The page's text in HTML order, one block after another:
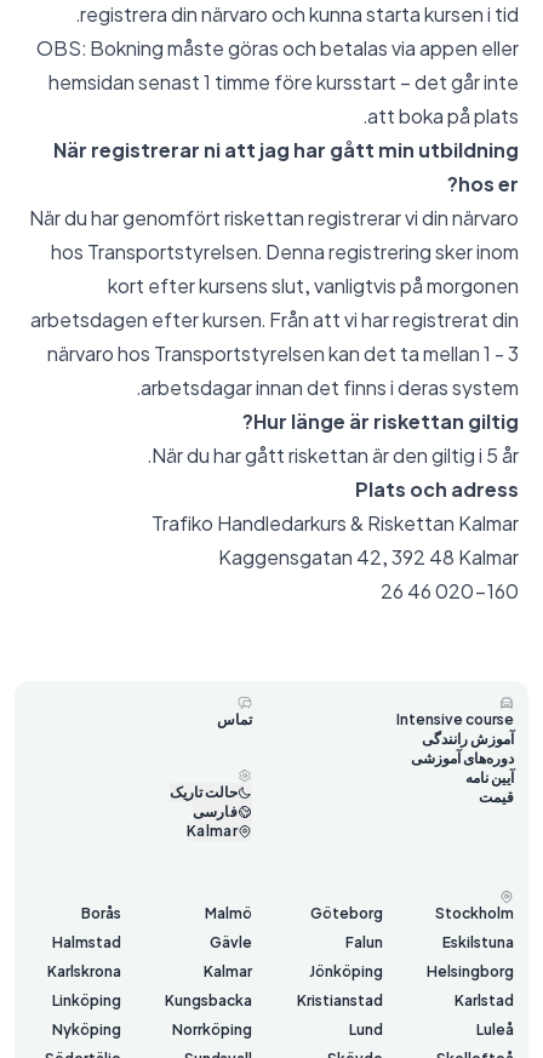
registrera din närvaro och kunna starta kursen i tid.
OBS: Bokning måste göras och betalas via appen eller
hemsidan senast 1 timme före kursstart – det går inte
att boka på plats.
När registrerar ni att jag har gått min utbildning
hos er?
När du har genomfört riskettan registrerar vi din närvaro
hos Transportstyrelsen. Denna registrering sker inom
kort efter kursens slut, vanligtvis på morgonen
arbetsdagen efter kursen. Från att vi har registrerat din
närvaro hos Transportstyrelsen kan det ta mellan 1 - 3
arbetsdagar innan det finns i deras system.
Hur länge är riskettan giltig?
När du har gått riskettan är den giltig i 5 år.
Plats och adress
Trafiko Handledarkurs & Riskettan Kalmar
Kaggensgatan 42, 392 48 Kalmar
020-160 46 26
Intensive course
آموزش رانندگی
دوره‌های آموزشی
آیین نامه
قیمت
تماس
حالت تاریک
فارسی
Kalmar
Stockholm
Göteborg
Malmö
Borås
Eskilstuna
Falun
Gävle
Halmstad
Helsingborg
Jönköping
Kalmar
Karlskrona
Karlstad
Kristianstad
Kungsbacka
Linköping
Luleå
Lund
Norrköping
Nyköping